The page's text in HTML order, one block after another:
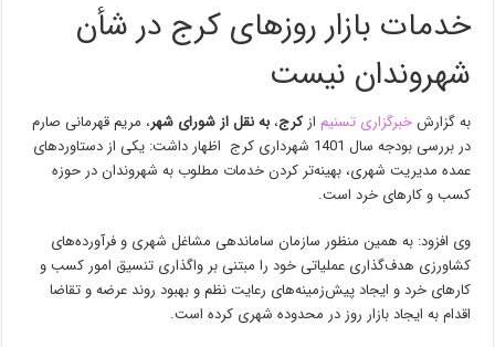
خدمات بازار روزهای کرج در شأن
شهروندان نیست
به گزارشخبرگزاری تسنیم ازکرج، به نقل از شورای شهر، مریم قهرمانی صارم
در بررسی بودجه سال 1401 شهرداری کرج اظهار داشت: یکی از دستاوردهای
عمده مدیریت شهری، بهینه‌تر کردن خدمات مطلوب به شهروندان در حوزه
کسب و کارهای خرد است.
وی افزود: به همین منظور سازمان ساماندهی مشاغل شهری و فرآورده‌های
کشاورزی هدف‌گذاری عملیاتی خود را مبتنی بر واگذاری تنسیق امور کسب‌ و
کارهای خرد و ایجاد پیش‌زمینه‌های رعایت نظم و بهبود روند عرضه و تقاضا
اقدام به ایجاد بازار روز در محدوده شهری کرده است.